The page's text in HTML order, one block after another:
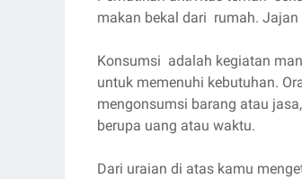
makan bekal dari rumah.
Konsumsi adalah kegiatan
untuk memenuhi kebutuhan.
mengonsumsi barang atau
berupa uang atau waktu.
Dari uraian di atas kamu